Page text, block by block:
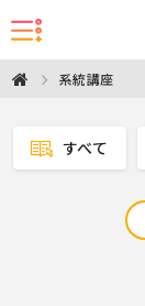
系統講座
すべて